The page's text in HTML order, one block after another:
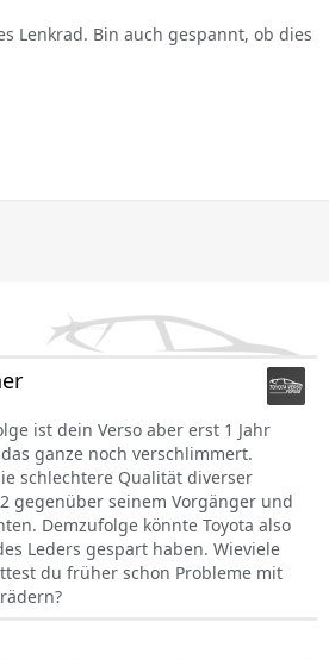
Lenkrad. Bin auch gespannt, ob dies
ist dein Verso aber erst 1 Jahr
ganze noch verschlimmert.
schlechtere Qualität diverser
gegenüber seinem Vorgänger und
Demzufolge könnte Toyota also
Leders gespart haben. Wieviele
du früher schon Probleme mit